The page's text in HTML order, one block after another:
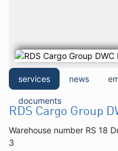
services news
documents
RDS Cargo Group
Warehouse number RS 18
3